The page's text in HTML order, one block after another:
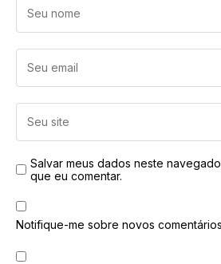
Salvar meus dados neste
que eu comentar.
Notifique-me sobre novos